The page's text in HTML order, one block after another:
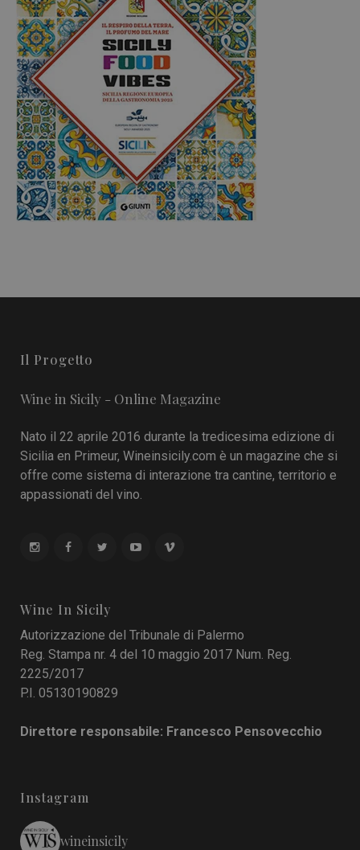
Il Progetto
Wine in Sicily - Online Magazine
Nato il 22 aprile 2016 durante la tredicesima edizione di
Sicilia en Primeur, Wineinsicily.com è un magazine che si
offre come sistema di interazione tra cantine, territorio e
appassionati del vino.
Wine In Sicily
Autorizzazione del Tribunale di Palermo
Reg. Stampa nr. 4 del 10 maggio 2017 Num. Reg.
2225/2017
P.I. 05130190829
Direttore responsabile: Francesco Pensovecchio
Instagram
wineinsicily